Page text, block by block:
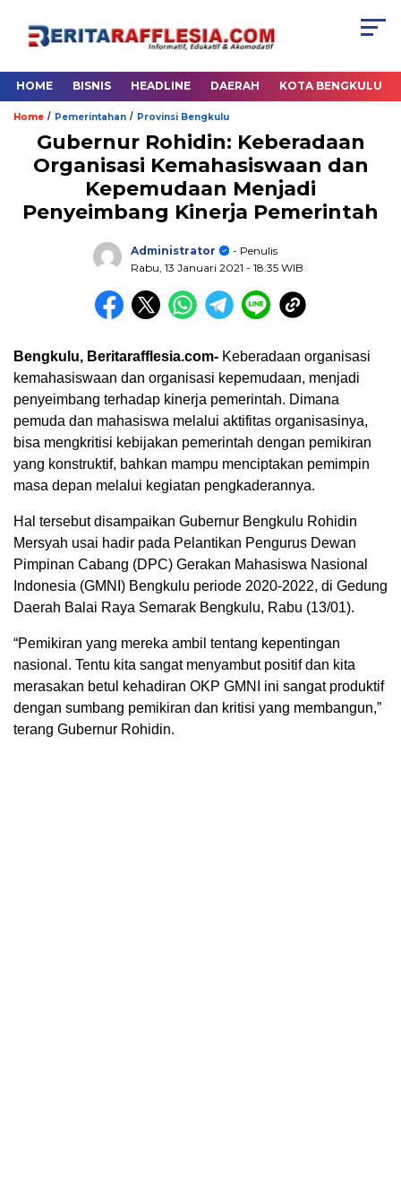
HOME BISNIS HEADLINE DAERAH KOTA BENGKULU
Home / Pemerintahan / Provinsi Bengkulu
Gubernur Rohidin: Keberadaan
Organisasi Kemahasiswaan dan
Kepemudaan Menjadi
Penyeimbang Kinerja Pemerintah
Administrator
- Penulis
Rabu, 13 Januari 2021 - 18:35 WIB
Bengkulu, Beritarafflesia.com- Keberadaan organisasi
kemahasiswaan dan organisasi kepemudaan, menjadi
penyeimbang terhadap kinerja pemerintah. Dimana
pemuda dan mahasiswa melalui aktifitas organisasinya,
bisa mengkritisi kebijakan pemerintah dengan pemikiran
yang konstruktif, bahkan mampu menciptakan pemimpin
masa depan melalui kegiatan pengkaderannya.
Hal tersebut disampaikan Gubernur Bengkulu Rohidin
Mersyah usai hadir pada Pelantikan Pengurus Dewan
Pimpinan Cabang (DPC) Gerakan Mahasiswa Nasional
Indonesia (GMNI) Bengkulu periode 2020-2022, di Gedung
Daerah Balai Raya Semarak Bengkulu, Rabu (13/01).
“Pemikiran yang mereka ambil tentang kepentingan
nasional. Tentu kita sangat menyambut positif dan kita
merasakan betul kehadiran OKP GMNI ini sangat produktif
dengan sumbang pemikiran dan kritisi yang membangun,”
terang Gubernur Rohidin.